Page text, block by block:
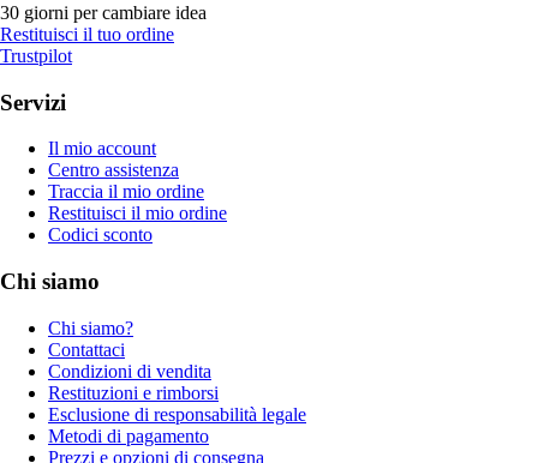
30 giorni per cambiare idea
Restituisci il tuo ordine
Trustpilot
Servizi
Il mio account
Centro assistenza
Traccia il mio ordine
Restituisci il mio ordine
Codici sconto
Chi siamo
Chi siamo?
Contattaci
Condizioni di vendita
Restituzioni e rimborsi
Esclusione di responsabilità legale
Metodi di pagamento
Prezzi e opzioni di consegna